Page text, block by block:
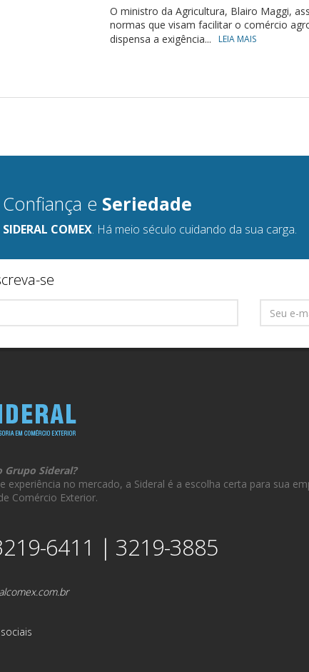
O ministro da Agricultura, Blairo Maggi,
normas que visam facilitar o comércio
dispensa a exigência...
LEIA MAIS
Confiança e Seriedade
SIDERAL COMEX. Há meio século cuidando da sua carga.
se
Grupo Sideral?
experiência no mercado, a Sideral é a escolha certa para sua
Comércio Exterior.
6411 | 3219-3885